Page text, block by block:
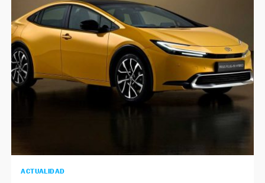
ACTUALIDAD